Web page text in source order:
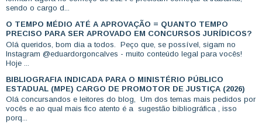
sendo o cargo d...
O TEMPO MÉDIO ATÉ A APROVAÇÃO = QUANTO TEMPO
PRECISO PARA SER APROVADO EM CONCURSOS JURÍDICOS?
Olá queridos, bom dia a todos. Peço que, se possível, sigam no
Instagram @eduardorgoncalves - muito conteúdo legal para vocês!
Hoje ...
BIBLIOGRAFIA INDICADA PARA O MINISTÉRIO PÚBLICO
ESTADUAL (MPE) CARGO DE PROMOTOR DE JUSTIÇA (2026)
Olá concursandos e leitores do blog, Um dos temas mais pedidos por
vocês e ao qual mais fico atento é a sugestão bibliográfica , isso
porq...